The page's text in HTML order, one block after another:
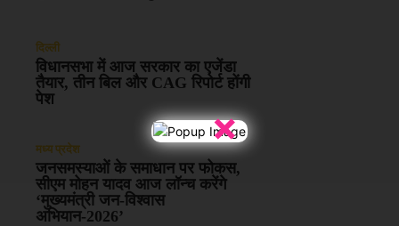
×
दिल्ली
विधानसभा में आज सरकार का एजेंडा
तैयार, तीन बिल और CAG रिपोर्ट होंगी
पेश
मध्य प्रदेश
जनसमस्याओं के समाधान पर फोकस,
सीएम मोहन यादव आज लॉन्च करेंगे
‘मुख्यमंत्री जन-विश्वास
अभियान-2026’